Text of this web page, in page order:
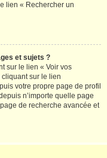
lien « Rechercher un
et sujets ?
sur le lien « Voir vos
sur le lien
votre propre page de profil
n’importe quelle page
de recherche avancée et